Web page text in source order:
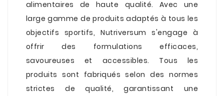
alimentaires de haute qualité. Avec une
large gamme de produits adaptés à tous les
objectifs sportifs, Nutriversum s'engage à
offrir des formulations efficaces,
savoureuses et accessibles. Tous les
produits sont fabriqués selon des normes
strictes de qualité, garantissant une